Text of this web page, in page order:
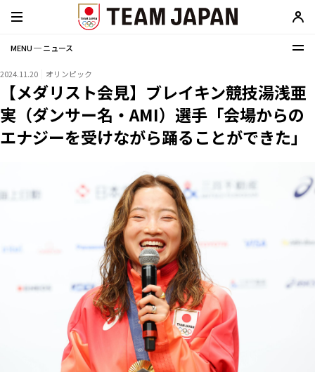
MENU ─ ニュース
2024.11.20 オリンピック
【メダリスト会見】ブレイキン競技湯浅亜
実（ダンサー名・AMI）選手「会場からの
エナジーを受けながら踊ることができた」